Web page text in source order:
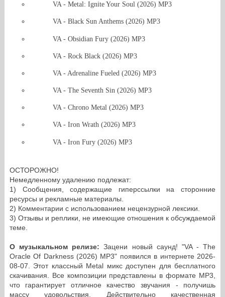
VA - Metal: Ignite Your Soul (2026) MP3
VA - Black Sun Anthems (2026) MP3
VA - Obsidian Fury (2026) MP3
VA - Rock Black (2026) MP3
VA - Adrenaline Fueled (2026) MP3
VA - The Seventh Sin (2026) MP3
VA - Chrono Metal (2026) MP3
VA - Iron Wrath (2026) MP3
VA - Iron Fury (2026) MP3
ОСТОРОЖНО!
Немедленному удалению подлежат:
1) Сообщения, содержащие гиперссылки на сторонние
ресурсы и рекламные материалы.
2) Комментарии с использованием нецензурной лексики.
3) Отзывы и реплики, не имеющие отношения к обсуждаемой
теме.
О музыкальном релизе: Зацени новый саунд! "VA - The
Oracle Of Darkness (2026) MP3" появился в интернете 2026-
08-07. Этот классный Metal микс доступен для бесплатного
скачивания. Все композиции представлены в формате MP3,
что гарантирует отличное качество звучания - получишь
массу удовольствия. Действительно качественная